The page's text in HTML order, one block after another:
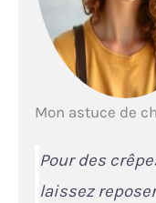
Mon astuce de
Pour des
laissez